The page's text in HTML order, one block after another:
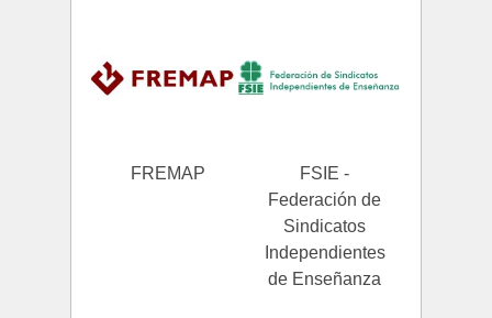
FREMAP
FSIE -
Federación de
Sindicatos
Independientes
de Enseñanza